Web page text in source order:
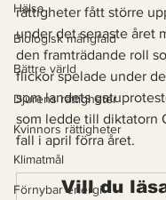
Hälsa
Biologisk mångfald
Bättre värld
Djurens rättigheter
Kvinnors rättigheter
Klimatmål
Förnybar energi
rättigheter fått större
under det senaste året
den framträdande roll
flickor spelade under
som landets
som ledde till diktatorn
fall i april förra året.
Vill du